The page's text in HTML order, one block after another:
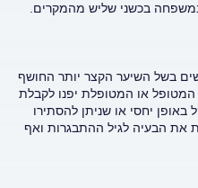
בכשני שליש מהמקרים.
בשל השיער הקצר יותר החושף
או המטופלת יפנו לקבלת
באופן יחסי או שניתן להסתירו
את הבעיה לגיל ההתבגרות ואף